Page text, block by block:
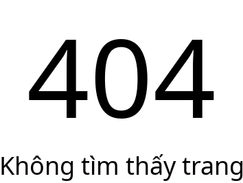
404
Không tìm thấy trang